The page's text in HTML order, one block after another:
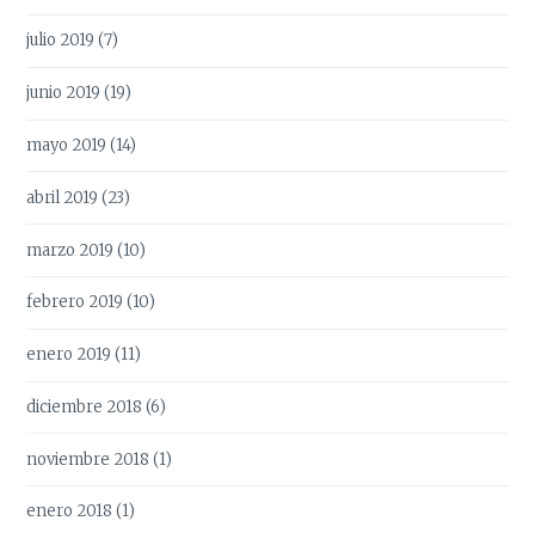
julio 2019 (7)
junio 2019 (19)
mayo 2019 (14)
abril 2019 (23)
marzo 2019 (10)
febrero 2019 (10)
enero 2019 (11)
diciembre 2018 (6)
noviembre 2018 (1)
enero 2018 (1)